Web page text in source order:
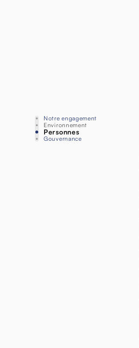
Notre engagement
Environnement
Personnes
Gouvernance